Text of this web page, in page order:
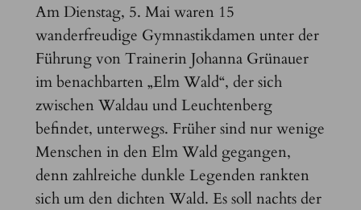
Am Dienstag, 5. Mai waren 15
wanderfreudige Gymnastikdamen unter der
Führung von Trainerin Johanna Grünauer
im benachbarten „Elm Wald“, der sich
zwischen Waldau und Leuchtenberg
befindet, unterwegs. Früher sind nur wenige
Menschen in den Elm Wald gegangen,
denn zahlreiche dunkle Legenden rankten
sich um den dichten Wald. Es soll nachts der